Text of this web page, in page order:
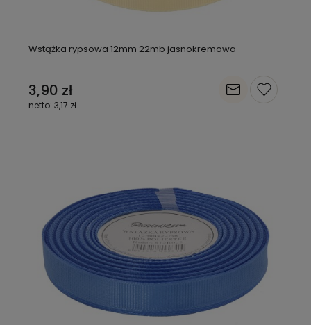
Wstążka rypsowa 12mm 22mb jasnokremowa
3,90 zł
3,17 zł